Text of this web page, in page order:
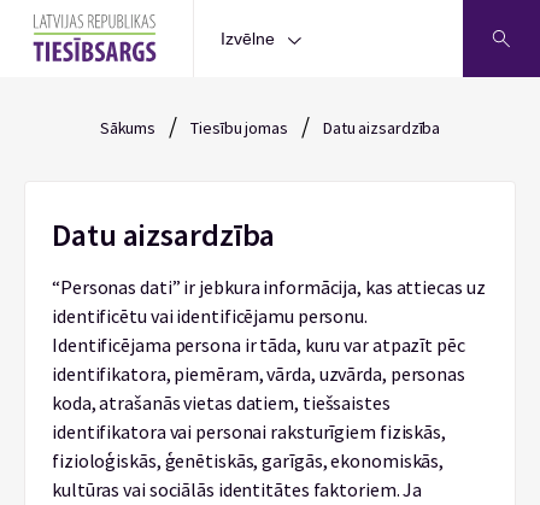
Izvēlne
Sākums / Tiesību jomas / Datu aizsardzība
Datu aizsardzība
“Personas dati” ir jebkura informācija, kas attiecas uz
identificētu vai identificējamu personu.
Identificējama persona ir tāda, kuru var atpazīt pēc
identifikatora, piemēram, vārda, uzvārda, personas
koda, atrašanās vietas datiem, tiešsaistes
identifikatora vai personai raksturīgiem fiziskās,
fizioloģiskās, ģenētiskās, garīgās, ekonomiskās,
kultūras vai sociālās identitātes faktoriem. Ja